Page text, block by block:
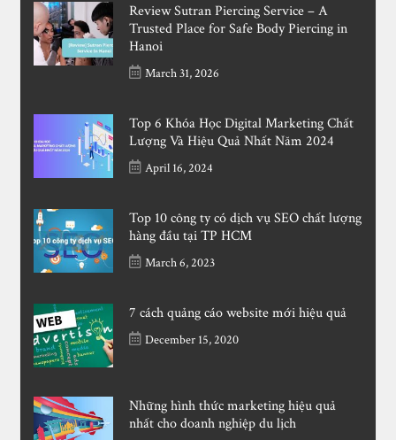
Review Sutran Piercing Service – A
Trusted Place for Safe Body Piercing in
Hanoi
March 31, 2026
Top 6 Khóa Học Digital Marketing Chất
Lượng Và Hiệu Quả Nhất Năm 2024
April 16, 2024
Top 10 công ty có dịch vụ SEO chất lượng
hàng đầu tại TP HCM
March 6, 2023
7 cách quảng cáo website mới hiệu quả
December 15, 2020
Những hình thức marketing hiệu quả
nhất cho doanh nghiệp du lịch